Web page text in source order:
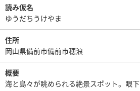
読み仮名
ゆうだちうけやま
住所
岡山県備前市備前市穂浪
概要
海と島々が眺められる絶景スポット。眼